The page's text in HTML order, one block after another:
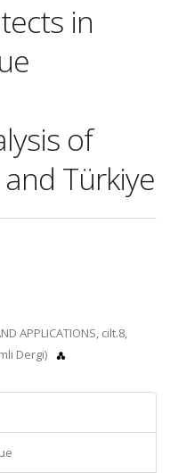
in
of
Türkiye
APPLICATIONS, cilt.8,
Dergi)